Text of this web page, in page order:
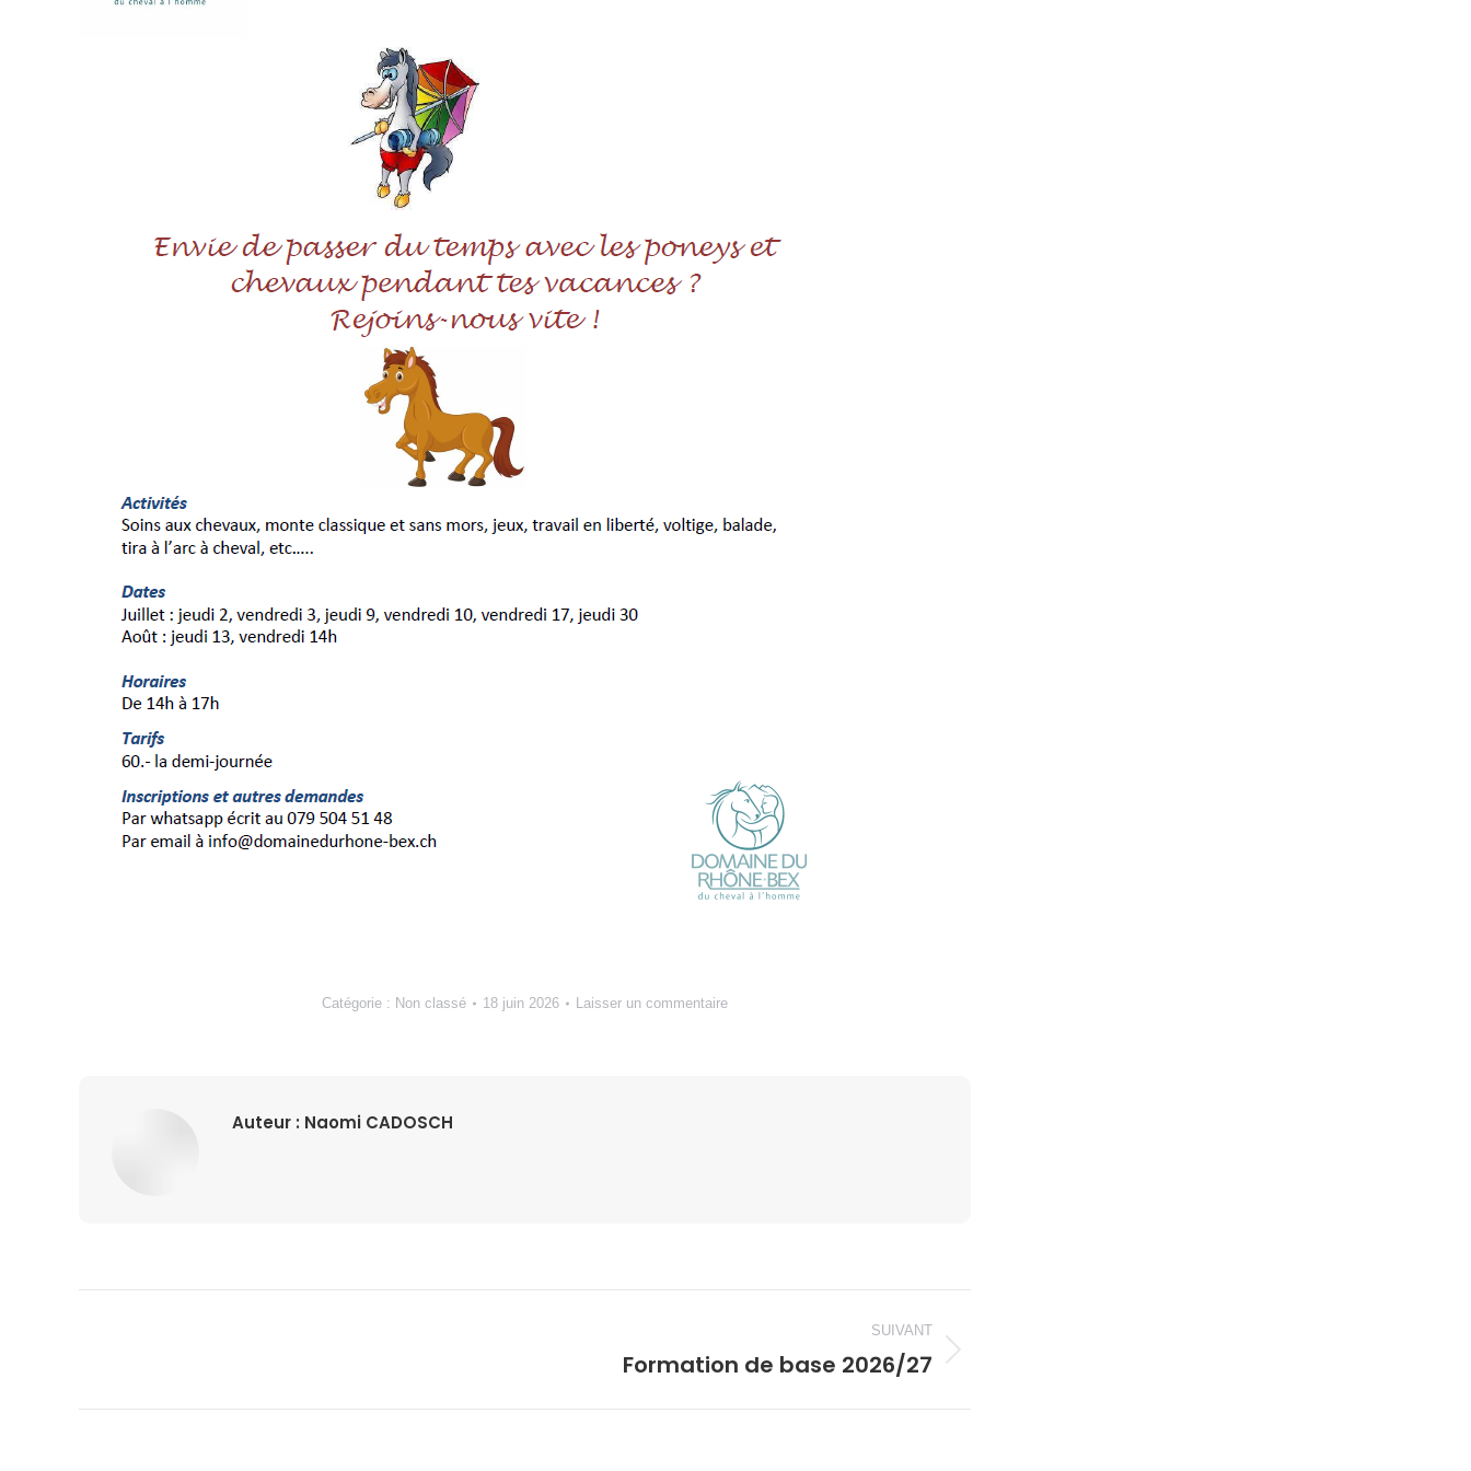
Catégorie : Non classé 18 juin 2026 Laisser un commentaire
Auteur : Naomi CADOSCH
SUIVANT
Formation de base 2026/27